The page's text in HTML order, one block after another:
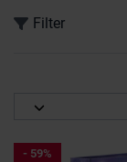
Filter
nur reduzierte
- 59%